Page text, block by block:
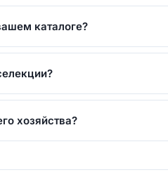
каталоге?
хозяйства?